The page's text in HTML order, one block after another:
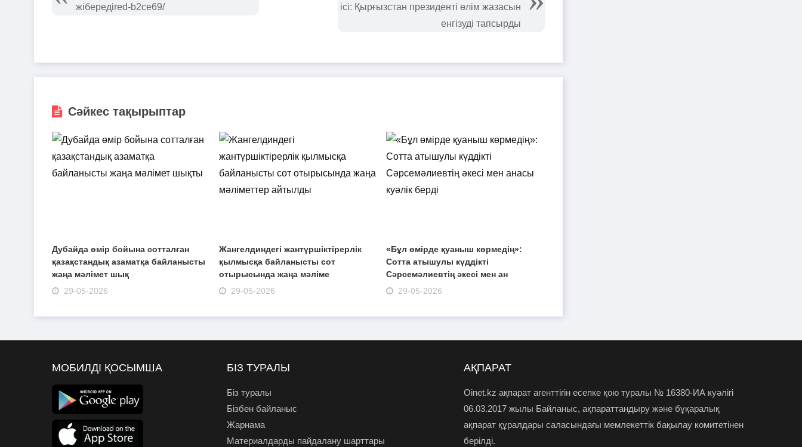
жібередіred-b2ce69/
ісі: Қырғызстан президенті өлім жазасын
енгізуді тапсырды
Сәйкес тақырыптар
Дубайда өмір бойына сотталған
қазақстандық азаматқа байланысты
жаңа мәлімет шық
29-05-2026
Жангелдиндегі жантүршіктірерлік
қылмысқа байланысты сот
отырысында жаңа мәліме
29-05-2026
«Бұл өмірде қуаныш көрмедің»:
Сотта атышулы күддікті
Сәрсемәлиевтің әкесі мен ан
29-05-2026
түсіндірді
Күдікті қылмыстық іс,
МОБИЛДІ ҚОСЫМША БІЗ ТУРАЛЫ
Біз туралы
Бізбен байланыс
Жарнама
Материалдарды пайдалану шарттары
АҚПАРАТ
Oinet.kz ақпарат агенттігін есепке қою туралы № 16380-ИА куәлігі
06.03.2017 жылы Байланыс, ақпараттандыру және бұқаралық
ақпарат құралдары саласындағы мемлекеттік бақылау комитетінен
берілді.